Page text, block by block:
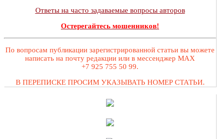
Ответы на часто задаваемые вопросы авторов
Остерегайтесь мошенников!
По вопросам публикации зарегистрированной статьи вы можете
написать на почту редакции или в мессенджер MAX
+7 925 755 50 99.
В ПЕРЕПИСКЕ ПРОСИМ УКАЗЫВАТЬ НОМЕР СТАТЬИ.